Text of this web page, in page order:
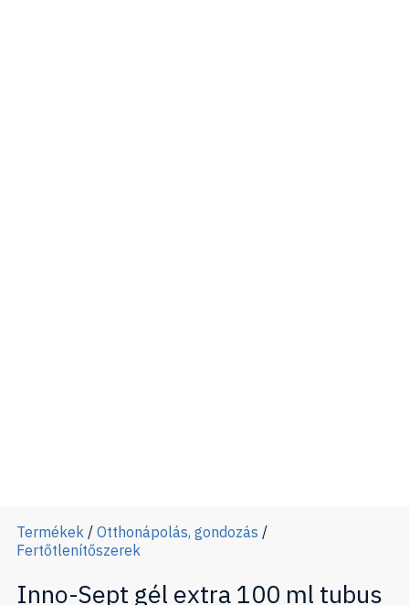
Termékek / Otthonápolás, gondozás /
Fertőtlenítőszerek
Inno-Sept gél extra 100 ml tubus